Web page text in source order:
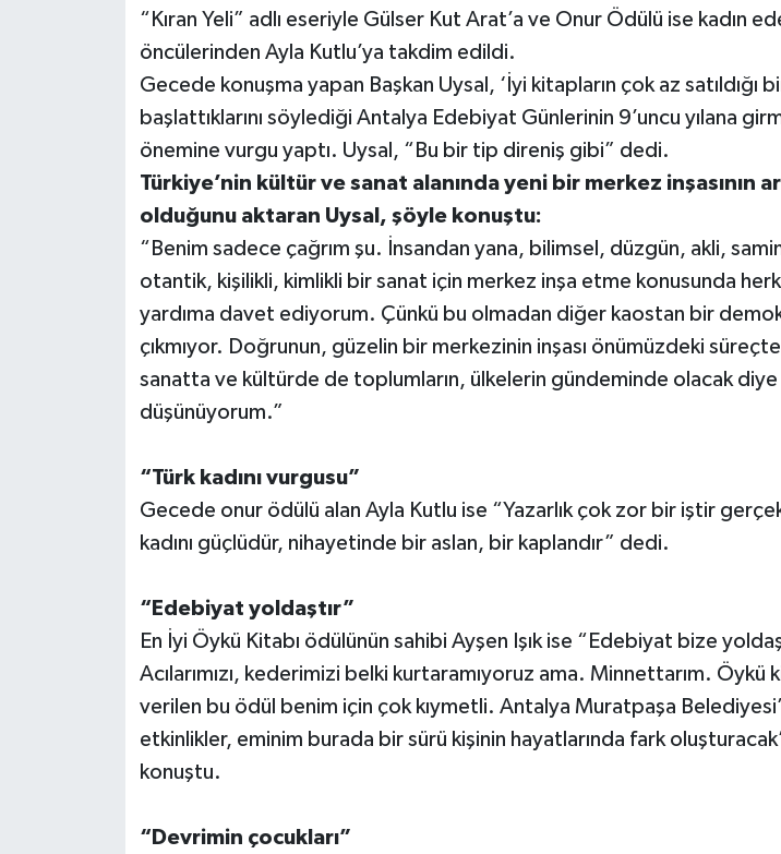
“Kıran Yeli” adlı eseriyle Gülser Kut Arat’a ve Onur Ödülü ise kadın
öncülerinden Ayla Kutlu’ya takdim edildi.
Gecede konuşma yapan Başkan Uysal, ‘İyi kitapların çok az satıldığı
başlattıklarını söylediği Antalya Edebiyat Günlerinin 9’uncu yılana
önemine vurgu yaptı. Uysal, “Bu bir tip direniş gibi” dedi.
Türkiye’nin kültür ve sanat alanında yeni bir merkez inşasının
olduğunu aktaran Uysal, şöyle konuştu:
“Benim sadece çağrım şu. İnsandan yana, bilimsel, düzgün, akli,
otantik, kişilikli, kimlikli bir sanat için merkez inşa etme konusunda
yardıma davet ediyorum. Çünkü bu olmadan diğer kaostan bir
çıkmıyor. Doğrunun, güzelin bir merkezinin inşası önümüzdeki
sanatta ve kültürde de toplumların, ülkelerin gündeminde olacak diye
düşünüyorum.”
“Türk kadını vurgusu”
Gecede onur ödülü alan Ayla Kutlu ise “Yazarlık çok zor bir iştir
kadını güçlüdür, nihayetinde bir aslan, bir kaplandır” dedi.
“Edebiyat yoldaştır”
En İyi Öykü Kitabı ödülünün sahibi Ayşen Işık ise “Edebiyat bize
Acılarımızı, kederimizi belki kurtaramıyoruz ama. Minnettarım. Öykü
verilen bu ödül benim için çok kıymetli. Antalya Muratpaşa
etkinlikler, eminim burada bir sürü kişinin hayatlarında fark
konuştu.
“Devrimin çocukları”
Teknoloji
Televizyon